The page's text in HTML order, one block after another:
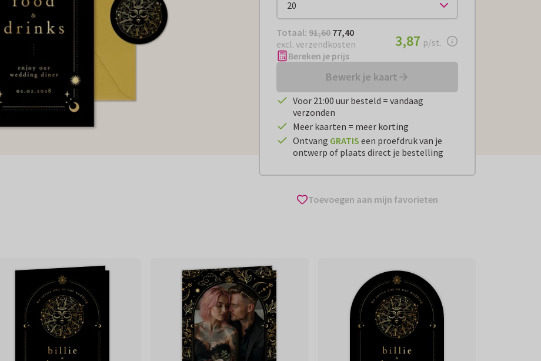
Totaal: € 77,40
Totaal: 91,60 77,40
excl. verzendkosten
€ 3,87per stuk
3,87 p/st.
Bereken je prijs
Bewerk je kaart
Voor 21:00 uur besteld = vandaag
verzonden
Meer kaarten = meer korting
Ontvang GRATIS een proefdruk van je
ontwerp of plaats direct je bestelling
Toevoegen aan mijn favorieten